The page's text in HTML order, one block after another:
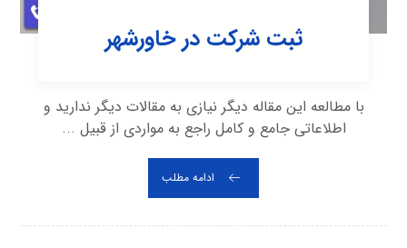
ثبت شرکت در خاورشهر
با مطالعه این مقاله دیگر نیازی به مقالات دیگر ندارید و
اطلاعاتی جامع و کامل راجع به مواردی از قبیل ...
ادامه مطلب